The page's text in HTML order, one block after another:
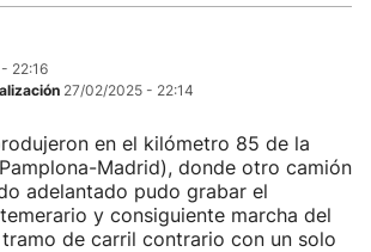
22:16
27/02/2025 - 22:14
en el kilómetro 85 de la
Madrid), donde otro camión
adelantado pudo grabar el
y consiguiente marcha del
de carril contrario con un solo